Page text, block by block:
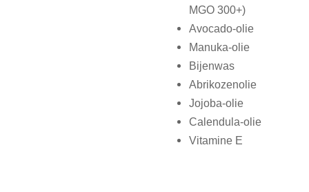
MGO 300+)
Avocado-olie
Manuka-olie
Bijenwas
Abrikozenolie
Jojoba-olie
Calendula-olie
Vitamine E